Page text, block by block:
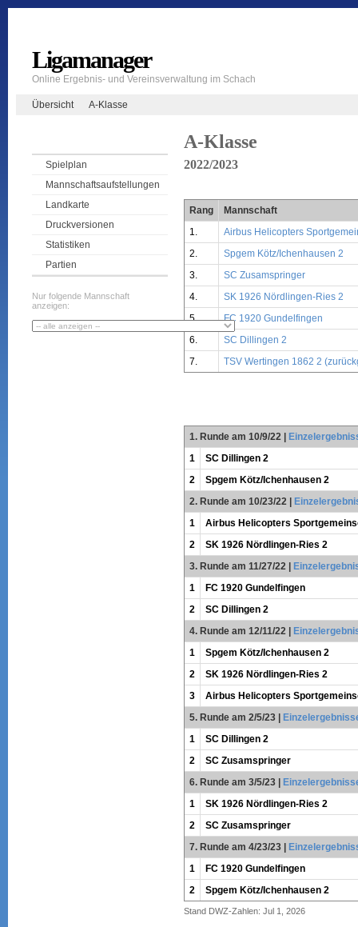
Ligamanager
Online Ergebnis- und Vereinsverwaltung im Schach
Übersicht A-Klasse
Spielplan
Mannschaftsaufstellungen
Landkarte
Druckversionen
Statistiken
Partien
Nur folgende Mannschaft
anzeigen:
A-Klasse
2022/2023
Rang
Mannschaft
1.
Airbus Helicopters
2.
Spgem Kötz/Ichenhausen 2
3.
SC Zusamspringer
4.
SK 1926 Nördlingen-Ries 2
5.
FC 1920 Gundelfingen
6.
SC Dillingen 2
7.
TSV Wertingen 1862 2
1. Runde am 10/9/22 |
1
SC Dillingen 2
2
Spgem Kötz/Ichenhausen 2
2. Runde am 10/23/22 |
1
Airbus Helicopters
2
SK 1926 Nördlingen-Ries 2
3. Runde am 11/27/22 |
1
FC 1920 Gundelfingen
2
SC Dillingen 2
4. Runde am 12/11/22 |
1
Spgem Kötz/Ichenhausen 2
2
SK 1926 Nördlingen-Ries 2
3
Airbus Helicopters
5. Runde am 2/5/23|
1
SC Dillingen 2
2
SC Zusamspringer
6. Runde am 3/5/23|
1
SK 1926 Nördlingen-Ries 2
2
SC Zusamspringer
7. Runde am 4/23/23|
1
FC 1920 Gundelfingen
2
Spgem Kötz/Ichenhausen 2
Stand DWZ-Zahlen: Jul 1, 2026